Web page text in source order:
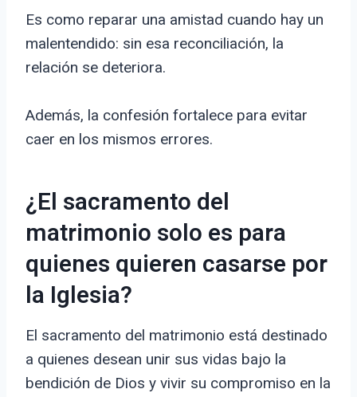
Es como reparar una amistad cuando hay un
malentendido: sin esa reconciliación, la
relación se deteriora.
Además, la confesión fortalece para evitar
caer en los mismos errores.
¿El sacramento del
matrimonio solo es para
quienes quieren casarse por
la Iglesia?
El sacramento del matrimonio está destinado
a quienes desean unir sus vidas bajo la
bendición de Dios y vivir su compromiso en la